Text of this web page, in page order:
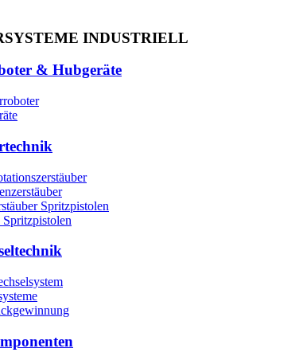
INDUSTRIELL
& Hubgeräte
Spritzpistolen
Spritzpistolen